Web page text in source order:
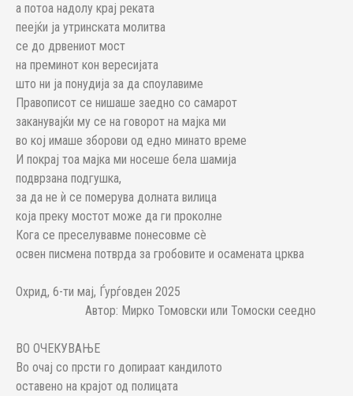
а потоа надолу крај реката
пеејќи ја утринската молитва
се до дрвениот мост
на преминот кон вересијата
што ни ја понудија за да споулавиме
Правописот се нишаше заедно со самарот
заканувајќи му се на говорот на мајка ми
во кој имаше зборови од едно минато време
И покрај тоа мајка ми носеше бела шамија
подврзана подгушка,
за да не ѝ се померува долната вилица
која преку мостот може да ги проколне
Кога се преселувавме понесовме сè
освен писмена потврда за гробовите и осамената црква
Охрид, 6-ти мај, Ѓурѓовден 2025
Автор: Мирко Томовски или Томоски сеедно
ВО ОЧЕКУВАЊЕ
Во очај со прсти го допираат кандилото
оставено на крајот од полицата